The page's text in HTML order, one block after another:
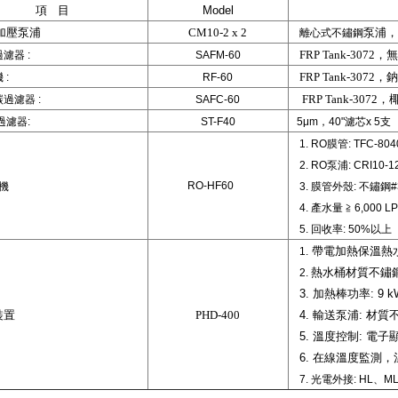
項 目
Model
泵浦
CM10-2 x 2 離心式不鏽鋼泵浦
器: SAFM-60 FRP Tank-3072，
: RF-60 FRP Tank-3072，
濾器: SAFC-60 FRP Tank-3072，
濾器: ST-F40 5μm， 40"濾芯x 5支
RO-HF60
1. RO膜管: TFC-
2. RO泵浦: CRI10-
3. 膜管外殼: 不鏽鋼
4. 產水量 ≧ 6,000
5. 回收率: 50%以上
PHD-400
1. 帶電加熱保溫熱
2. 熱水桶材質不鏽
3. 加熱棒功率: 9
4. 輸送泵浦: 材質
5. 溫度控制 : 電子
6. 在線溫度監測，
7. 光電外接: HL、